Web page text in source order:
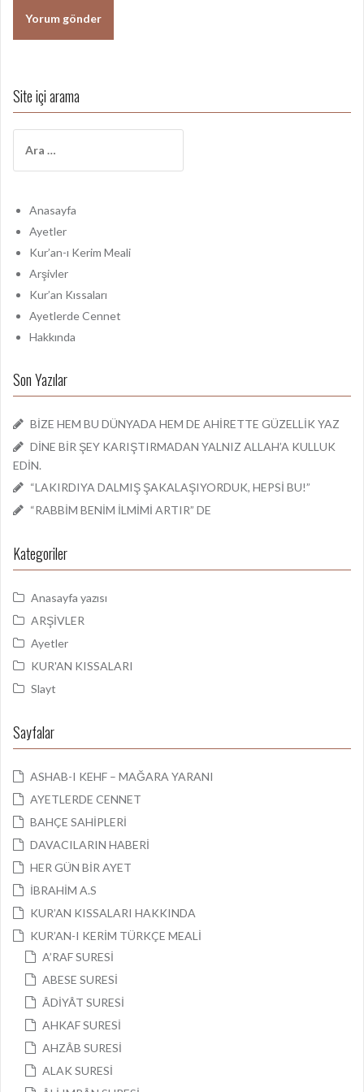
Site içi arama
a
a
Anasayfa
Ayetler
Kur’an-ı Kerim Meali
Arşivler
Kur’an Kıssaları
Ayetlerde Cennet
Hakkında
Son Yazılar
BİZE HEM BU DÜNYADA HEM DE AHİRETTE GÜZELLİK YAZ
DİNE BİR ŞEY KARIŞTIRMADAN YALNIZ ALLAH’A KULLUK
EDİN.
“LAKIRDIYA DALMIŞ ŞAKALAŞIYORDUK, HEPSİ BU!”
“RABBİM BENİM İLMİMİ ARTIR” DE
Kategoriler
Anasayfa yazısı
ARŞİVLER
Ayetler
KUR'AN KISSALARI
Slayt
Sayfalar
ASHAB-I KEHF – MAĞARA YARANI
AYETLERDE CENNET
BAHÇE SAHİPLERİ
DAVACILARIN HABERİ
HER GÜN BİR AYET
İBRAHİM A.S
KUR’AN KISSALARI HAKKINDA
KUR’AN-I KERİM TÜRKÇE MEALİ
A’RAF SURESİ
ABESE SURESİ
ÂDİYÂT SURESİ
AHKAF SURESİ
AHZÂB SURESİ
ALAK SURESİ